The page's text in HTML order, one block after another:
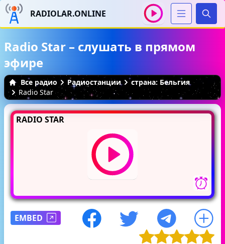
RADIOLAR.ONLINE
Radio Star – слушать в прямом
эфире
Все радио Радиостанции
страна: Бельгия
Radio Star
RADIO STAR
EMBED